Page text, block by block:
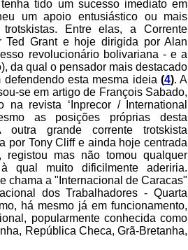
tido um sucesso imediato em
um apoio entusiástico ou mais
Entre elas, a Corrente
Ted Grant e hoje dirigida por Alan
revolucionário bolivariana - e a
da qual o pensador mais destacado
esta mesma ideia (4). A
se em artigo de François Sabado,
revista ‘Inprecor / International
as posições próprias desta
outra grande corrente trotskista
por Tony Cliff e ainda hoje centrada
registou mas não tomou qualquer
qual muito dificilmente aderiria.
chama a "Internacional de Caracas"
dos Trabalhadores - Quarta
há mesmo já em funcionamento,
popularmente conhecida como
República Checa, Grã-Bretanha,